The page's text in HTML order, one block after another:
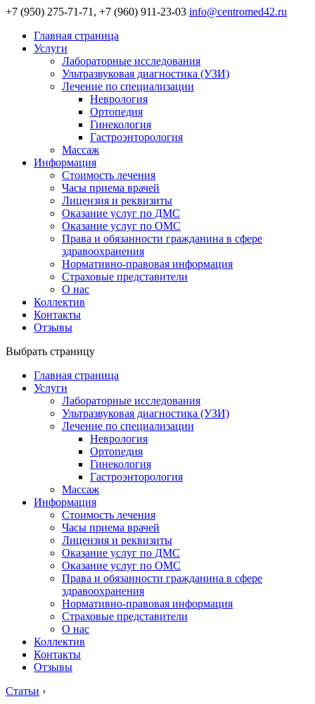
+7 (950) 275-71-71, +7 (960) 911-23-03 info@centromed42.ru
Главная страница
Услуги
Лабораторные исследования
Ультразвуковая диагностика (УЗИ)
Лечение по специализации
Неврология
Ортопедия
Гинекология
Гастроэнторология
Массаж
Информация
Стоимость лечения
Часы приема врачей
Лицензия и реквизиты
Оказание услуг по ДМС
Оказание услуг по ОМС
Права и обязанности гражданина в сфере
здравоохранения
Нормативно-правовая информация
Страховые представители
О нас
Коллектив
Контакты
Отзывы
Выбрать страницу
Главная страница
Услуги
Лабораторные исследования
Ультразвуковая диагностика (УЗИ)
Лечение по специализации
Неврология
Ортопедия
Гинекология
Гастроэнторология
Массаж
Информация
Стоимость лечения
Часы приема врачей
Лицензия и реквизиты
Оказание услуг по ДМС
Оказание услуг по ОМС
Права и обязанности гражданина в сфере
здравоохранения
Нормативно-правовая информация
Страховые представители
О нас
Коллектив
Контакты
Отзывы
Статьи ›